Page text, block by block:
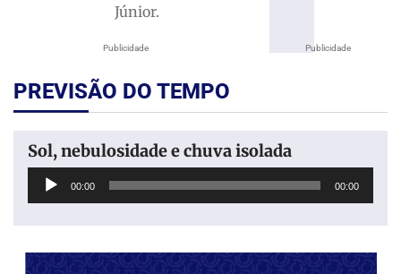
Publicidade
Júnior.
Publicidade
PREVISÃO DO TEMPO
Sol, nebulosidade e chuva isolada
Tocador
00:00 00:00